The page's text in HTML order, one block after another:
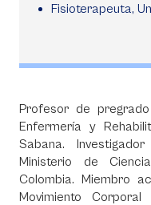
Fisioterapeuta,
Profesor de
Enfermería y
Sabana.
Ministerio de
Colombia. Miembro
Movimiento